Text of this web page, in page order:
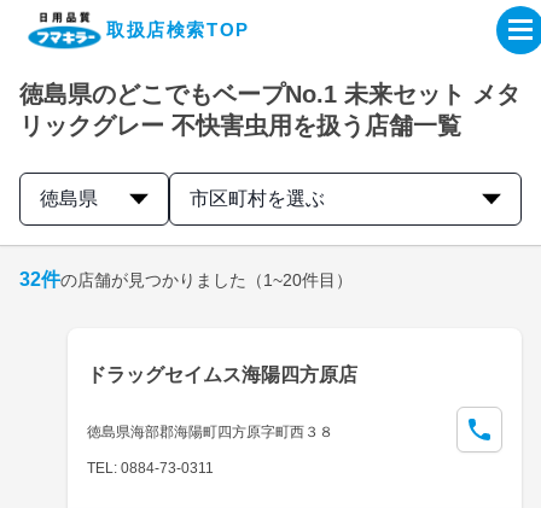
取扱店検索TOP
企業・IR情報サイト
製品情報サイト
取扱店検索はこちら
徳島県のどこでもベープNo.1 未来セット メタ
リックグレー 不快害虫用を扱う店舗一覧
徳島県 市区町村を選ぶ
32件の店舗が見つかりました （1~20件目）
ドラッグセイムス海陽四方原店
徳島県海部郡海陽町四方原字町西３８
TEL: 0884-73-0311